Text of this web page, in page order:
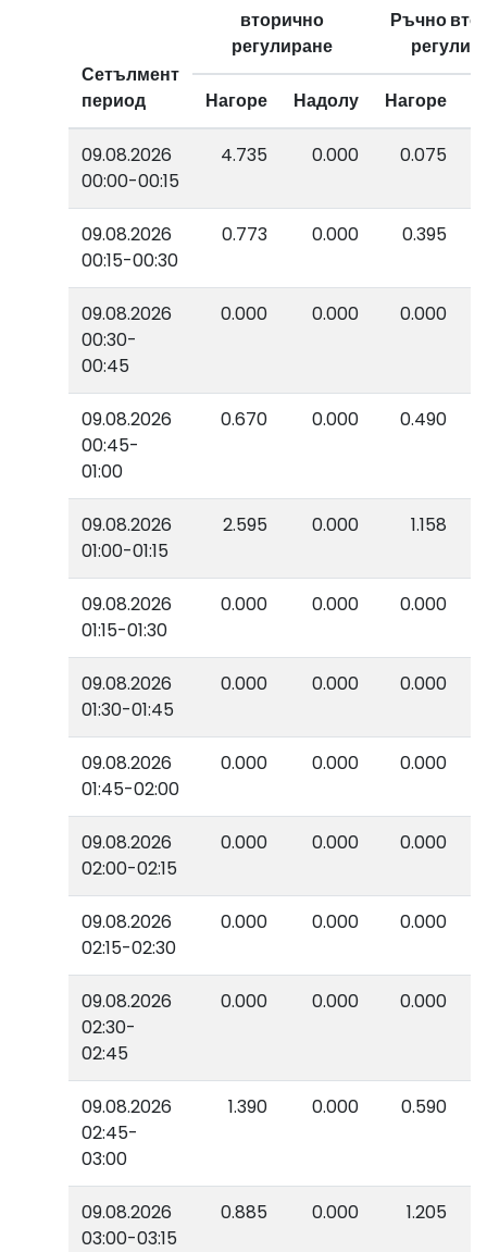
Сетълмент
период
вторично
регулиране
Ръчно
Нагоре Надолу Нагоре
09.08.2026
00:00-00:15
4.735 0.000 0.075
09.08.2026
00:15-00:30
0.773 0.000 0.395
09.08.2026
00:30-
00:45
0.000 0.000 0.000
09.08.2026
00:45-
01:00
0.670 0.000 0.490
09.08.2026
01:00-01:15
2.595 0.000 1.158
09.08.2026
01:15-01:30
0.000 0.000 0.000
09.08.2026
01:30-01:45
0.000 0.000 0.000
09.08.2026
01:45-02:00
0.000 0.000 0.000
09.08.2026
02:00-02:15
0.000 0.000 0.000
09.08.2026
02:15-02:30
0.000 0.000 0.000
09.08.2026
02:30-
02:45
0.000 0.000 0.000
09.08.2026
02:45-
03:00
1.390 0.000 0.590
09.08.2026
03:00-03:15
0.885 0.000 1.205